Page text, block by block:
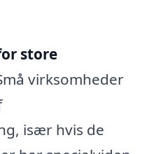
store
virksomheder
især hvis de